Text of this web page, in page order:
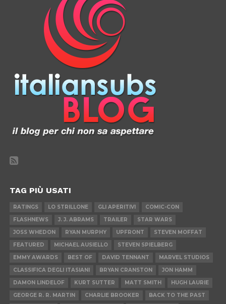
TAG PIÙ USATI
RATINGS LO STRILLONE GLI APERITIVI
COMIC-CON
FLASHNEWS
J. J. ABRAMS TRAILER
STAR WARS
JOSS WHEDON
RYAN MURPHY UPFRONT
STEVEN MOFFAT
FEATURED
MICHAEL AUSIELLO
STEVEN SPIELBERG
EMMY AWARDS
BEST OF DAVID TENNANT
MARVEL STUDIOS
CLASSIFICA DEGLI ITASIANI
BRYAN CRANSTON
JON HAMM
DAMON LINDELOF
KURT SUTTER MATT SMITH
HUGH LAURIE
GEORGE R. R. MARTIN
CHARLIE BROOKER BACK TO THE PAST